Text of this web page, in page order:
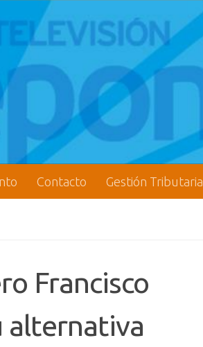
Contacto Gestión Tributaria
Francisco
alternativa